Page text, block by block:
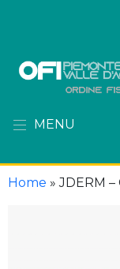
MENU
Home »JDERM